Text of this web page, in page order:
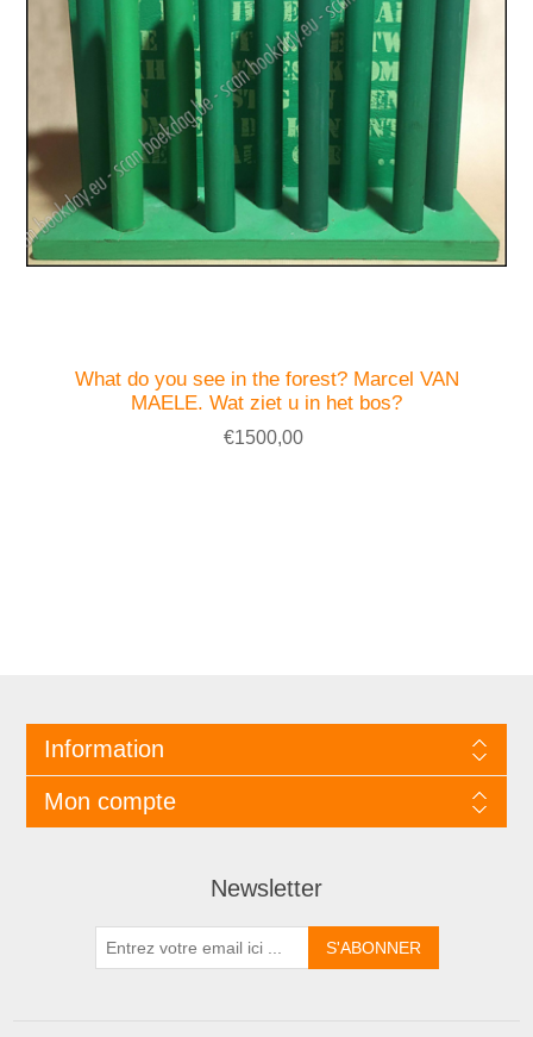
What do you see in the forest? Marcel VAN
MAELE. Wat ziet u in het bos?
€1500,00
Information
Mon compte
Newsletter